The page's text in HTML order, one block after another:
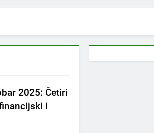
2025: Četiri
i